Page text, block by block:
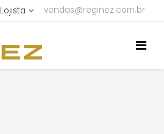
vendas@reginez.com.br